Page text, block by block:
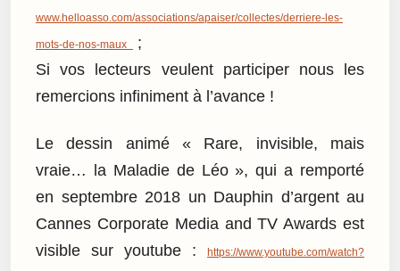
www.helloasso.com/associations/apaiser/collectes/derriere-les-
mots-de-nos-maux
;
Si vos lecteurs veulent participer nous les
remercions infiniment à l’avance !
Le dessin animé « Rare, invisible, mais
vraie… la Maladie de Léo », qui a remporté
en septembre 2018 un Dauphin d’argent au
Cannes Corporate Media and TV Awards est
visible sur youtube :
https://www.youtube.com/watch?